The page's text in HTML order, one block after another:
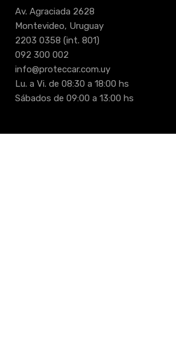
Av. Agraciada 2628
Montevideo, Uruguay
2203 0358 (int. 801)
092 300 002
info@proteccar.com.uy
Lu. a Vi. de 08:30 a 18:00 hs
Sábados de 09:00 a 13:00 hs